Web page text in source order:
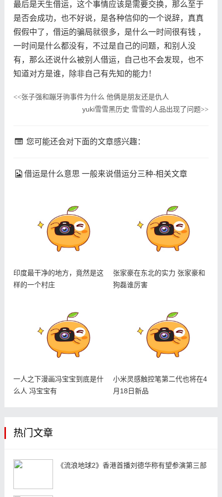
最后是天生借运，这个事情应该是需要交换，那么至于
是否会成功，也不好说，是各种信仰的一个说辞，真真
假假中了，借运的骗局就很多，是什么一时间很有钱 ，
一时间是什么都没有，不过是自己的问题，和别人没
有，那么还说什么被别人借运，自己也不会发现，也不
知道对方是谁，除非自己有先知的能力！
<<张子强和蹦牙驹事件为什么 他俩是朋友还是仇人
yuki雪雪黑历史 雪雪的人品出现了问题>>
您可能还会对下面的文章感兴趣：
借运是什么意思 一般来说借运分三种-相关文章
印度最干净的地方，竟然是这
样的一个村庄
张家豪在东北的实力 张家豪和
狗磊谁厉害
一人之下漫画冯宝宝到底是什
么人 冯宝宝有
小米灵感触控笔第二代也将在4
月18日新品
热门文章
《流浪地球2》香港首播刘德华称有望参演第三部